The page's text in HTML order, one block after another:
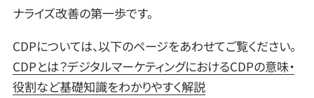
ナライズ改善の第一歩です。
CDPについては、以下のページをあわせてご覧ください。
CDPとは？デジタルマーケティングにおけるCDPの意味・
役割など基礎知識をわかりやすく解説